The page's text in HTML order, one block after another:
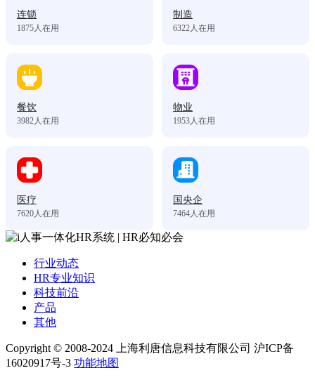
连锁
1875人在用
制造
6322人在用
餐饮
3982人在用
物业
1953人在用
医疗
7620人在用
国央企
7464人在用
行业动态
HR专业知识
科技前沿
产品
其他
Copyright © 2008-2024 上海利唐信息科技有限公司 沪ICP备
16020917号-3 功能地图